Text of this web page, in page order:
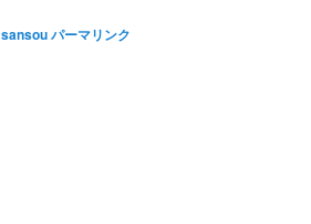
sansouパーマリンク